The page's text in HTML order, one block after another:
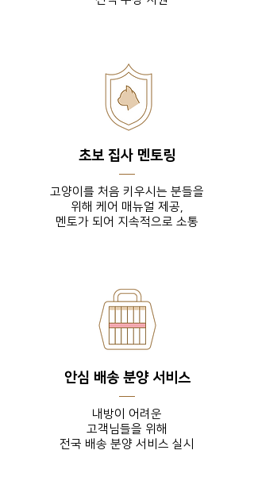
초보 집사 멘토링
고양이를 처음 키우시는 분들을
위해 케어 매뉴얼 제공,
​멘토가 되어 지속적으로 소통
안심 배송 분양 서비스
내방이 어려운
고객님들을 위해
전국 배송 분양 서비스 실시